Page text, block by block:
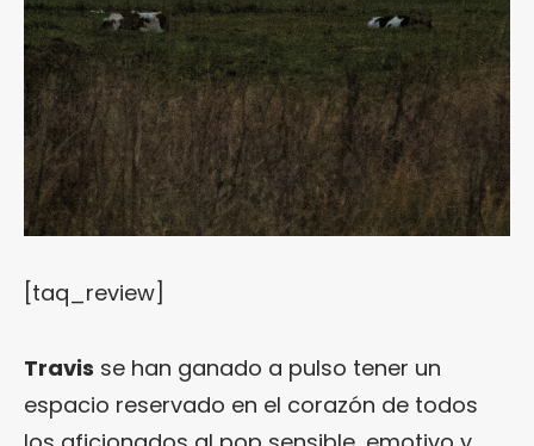
[taq_review]
Travis se han ganado a pulso tener un
espacio reservado en el corazón de todos